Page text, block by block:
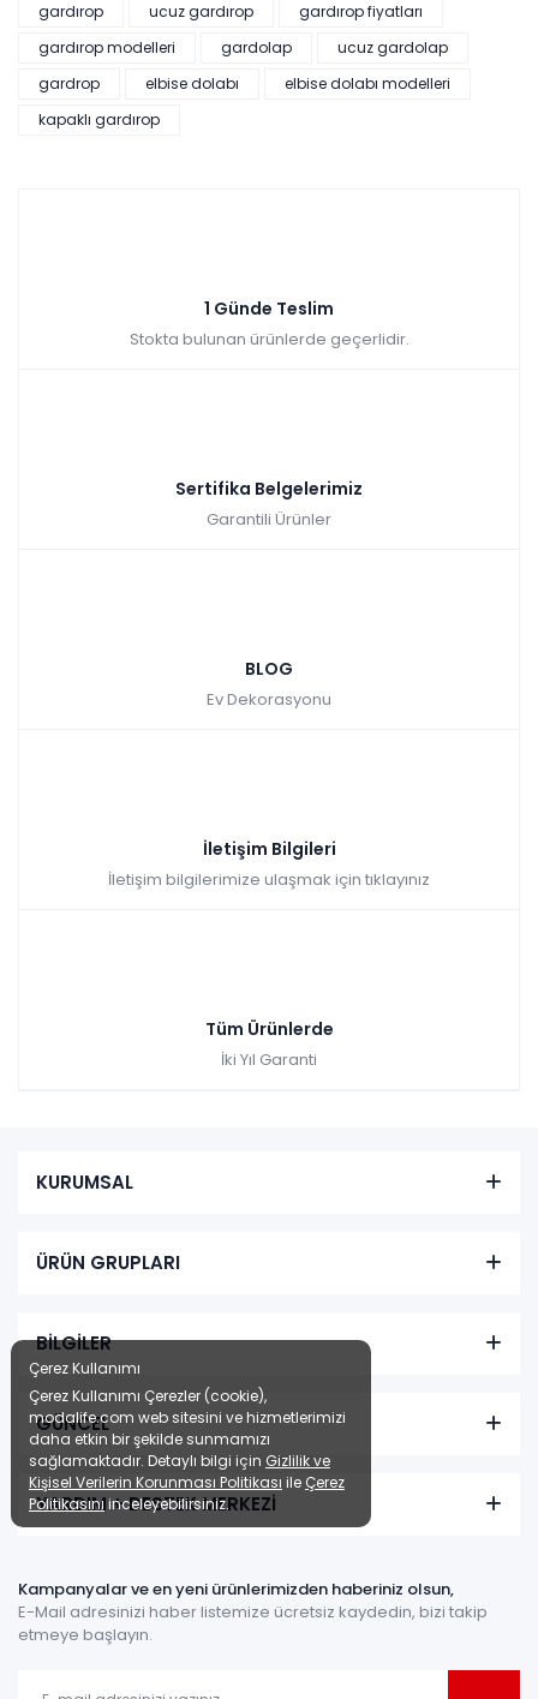
gardırop
ucuz gardırop
gardırop fiyatları
gardırop modelleri
gardolap
ucuz gardolap
gardrop
elbise dolabı
elbise dolabı modelleri
kapaklı gardırop
1 Günde Teslim
Stokta bulunan ürünlerde geçerlidir.
Sertifika Belgelerimiz
Garantili Ürünler
BLOG
Ev Dekorasyonu
İletişim Bilgileri
İletişim bilgilerimize ulaşmak için tıklayınız
Tüm Ürünlerde
İki Yıl Garanti
KURUMSAL
ÜRÜN GRUPLARI
BİLGİLER
GÜNCEL
YARDIM + DESTEK MERKEZİ
Kampanyalar ve en yeni ürünlerimizden haberiniz olsun,
E-Mail adresinizi haber listemize ücretsiz kaydedin, bizi takip
etmeye başlayın.
Çerez Kullanımı
Çerez Kullanımı Çerezler (cookie),
modalife.com web sitesini ve hizmetlerimizi
daha etkin bir şekilde sunmamızı
sağlamaktadır. Detaylı bilgi için Gizlilik ve
Kişisel Verilerin Korunması Politikası ile Çerez
Politikasınıinceleyebilirsiniz.